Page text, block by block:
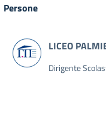
Persone
Dirigente